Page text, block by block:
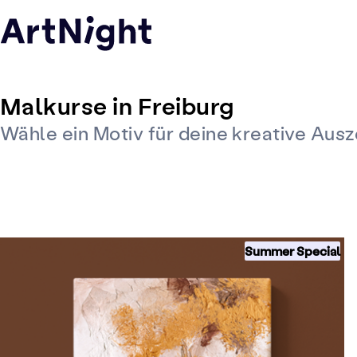
Malkurse in Freiburg
Wähle ein Motiv für deine kreative
Summer Special